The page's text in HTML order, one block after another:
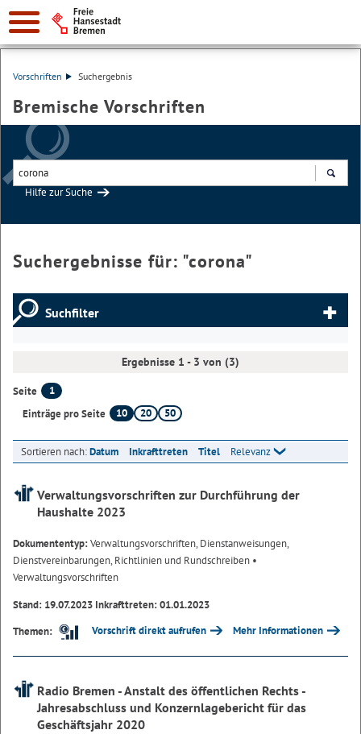
Vorschriften Suchergebnis
Bremische Vorschriften
Hilfe zur Suche
Suchergebnisse für: "corona"
Suchfilter
Ergebnisse 1 - 3 von (3)
Seite
1
Einträge pro Seite
10 20 50
Sortieren nach:Datum Inkrafttreten Titel Relevanz
Verwaltungsvorschriften zur Durchführung der
Haushalte 2023
Dokumententyp:Verwaltungsvorschriften, Dienstanweisungen,
Dienstvereinbarungen, Richtlinien und Rundschreiben •
Verwaltungsvorschriften
Stand: 19.07.2023 Inkrafttreten: 01.01.2023
Themen:
Vorschrift direkt aufrufen Mehr Informationen
Radio Bremen - Anstalt des öffentlichen Rechts -
Jahresabschluss und Konzernlagebericht für das
Geschäftsjahr 2020